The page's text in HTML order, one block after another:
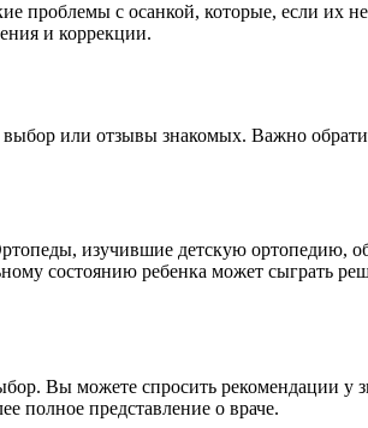
проблемы с осанкой, которые, если их не
и коррекции.
выбор или отзывы знакомых. Важно
изучившие детскую ортопедию,
состоянию ребенка может сыграть
Вы можете спросить рекомендации у
полное представление о враче.